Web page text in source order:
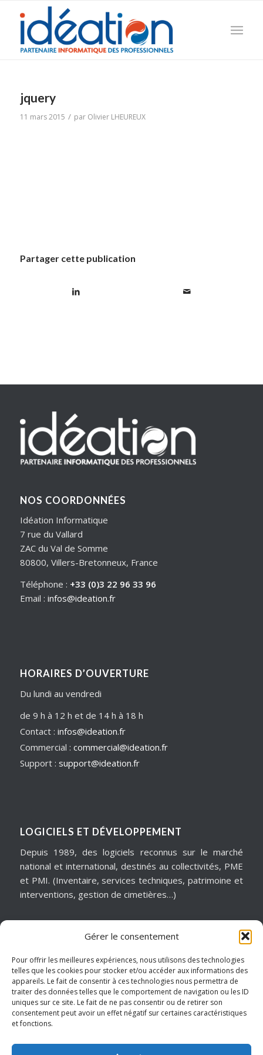
Gérer le consentement
Pour offrir les meilleures expériences, nous utilisons des technologies
telles que les cookies pour stocker et/ou accéder aux informations des
appareils. Le fait de consentir à ces technologies nous permettra de
traiter des données telles que le comportement de navigation ou les ID
uniques sur ce site. Le fait de ne pas consentir ou de retirer son
consentement peut avoir un effet négatif sur certaines caractéristiques
et fonctions.
jquery
11 mars 2015 / par Olivier LHEUREUX
Partager cette publication
NOS COORDONNÉES
Idéation Informatique
7 rue du Vallard
ZAC du Val de Somme
80800, Villers-Bretonneux, France
Téléphone : +33 (0)3 22 96 33 96
Email : infos@ideation.fr
HORAIRES D’OUVERTURE
Du lundi au vendredi
de 9 h à 12 h et de 14 h à 18 h
Contact : infos@ideation.fr
Commercial : commercial@ideation.fr
Support : support@ideation.fr
LOGICIELS ET DÉVELOPPEMENT
Depuis 1989, des logiciels reconnus sur le marché
national et international, destinés au collectivités, PME
et PMI. (Inventaire, services techniques, patrimoine et
interventions, gestion de cimetières…)
MATÉRIELS & ASSISTANCE
Installation, dépannage, assistance informatique,
sécurité informatique, infogérance, virtualisation, cloud
services, internet… Pour garantir notre réactivité, nous
intervenons sur un périmètre géographique de
proximité.